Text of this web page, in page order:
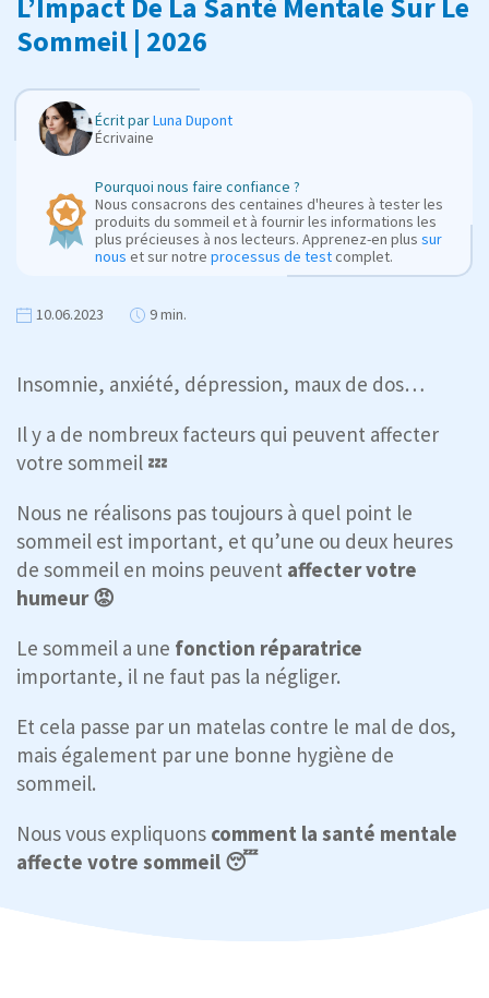
Sommeil | 2026
Écrit parLuna Dupont
Écrivaine
Pourquoi nous faire confiance ?
Nous consacrons des centaines d'heures à tester les
produits du sommeil et à fournir les informations les
plus précieuses à nos lecteurs. Apprenez-en plus sur
nous et sur notre processus de testcomplet.
10.06.2023 9 min.
Insomnie, anxiété, dépression, maux de dos…
Il y a de nombreux facteurs qui peuvent affecter
votre sommeil 💤
Nous ne réalisons pas toujours à quel point le
sommeil est important, et qu’une ou deux heures
de sommeil en moins peuvent affecter votre
humeur 😡
Le sommeil a une fonction réparatrice
importante, il ne faut pas la négliger.
Et cela passe par un matelas contre le mal de dos,
mais également par une bonne hygiène de
sommeil.
Nous vous expliquons comment la santé mentale
affecte votre sommeil 😴